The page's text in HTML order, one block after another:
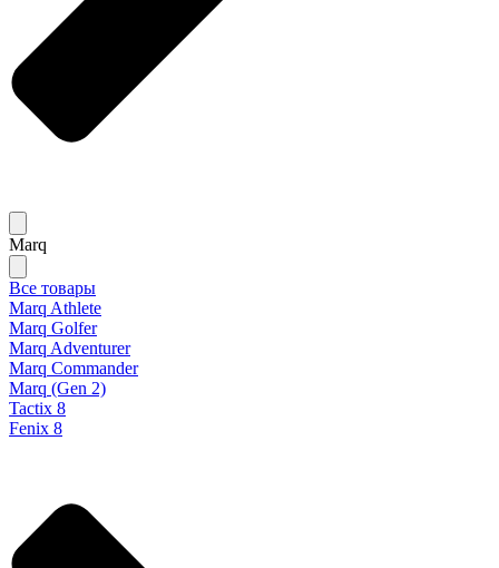
Marq
Все товары
Marq Athlete
Marq Golfer
Marq Adventurer
Marq Commander
Marq (Gen 2)
Tactix 8
Fenix 8